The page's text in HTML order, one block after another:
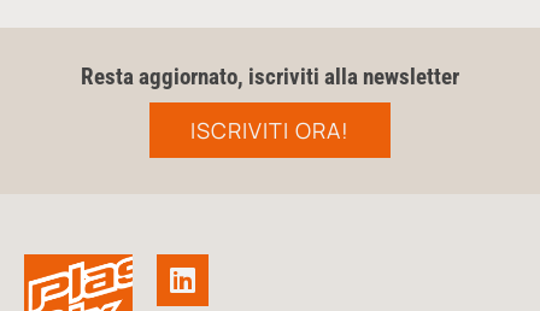
Resta aggiornato, iscriviti alla newsletter
ISCRIVITI ORA!